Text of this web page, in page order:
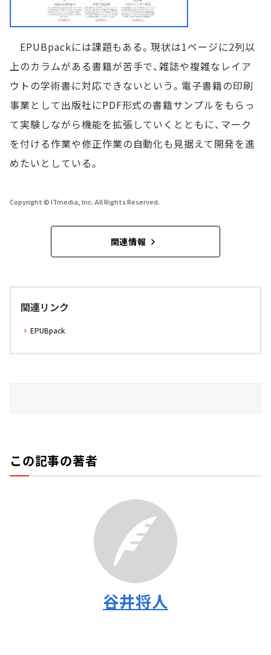
EPUBpackには課題もある。現状は1ページに2列以
上のカラムがある書籍が苦手で、雑誌や複雑なレイア
ウトの学術書に対応できないという。電子書籍の印刷
事業として出版社にPDF形式の書籍サンプルをもらっ
て実験しながら機能を拡張していくとともに、マーク
を付ける作業や修正作業の自動化も見据えて開発を進
めたいとしている。
Copyright © ITmedia, Inc. All Rights Reserved.
関連情報
関連リンク
EPUBpack
この記事の著者
谷井将人